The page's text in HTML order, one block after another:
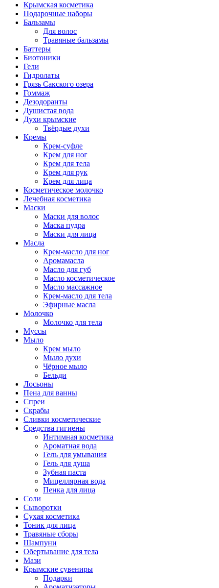
Крымская косметика
Подарочные наборы
Бальзамы
Для волос
Травяные бальзамы
Баттеры
Биотоники
Гели
Гидролаты
Грязь Сакского озера
Гоммаж
Дезодоранты
Душистая вода
Духи крымские
Твёрдые духи
Кремы
Крем-суфле
Крем для ног
Крем для тела
Крем для рук
Крем для лица
Косметическое молочко
Лечебная косметика
Маски
Маски для волос
Маска пудра
Маски для лица
Масла
Крем-масло для ног
Аромамасла
Масло для губ
Масло косметическое
Масло массажное
Крем-масло для тела
Эфирные масла
Молочко
Молочко для тела
Муссы
Мыло
Крем мыло
Мыло духи
Чёрное мыло
Бельди
Лосьоны
Пена для ванны
Спреи
Скрабы
Сливки косметические
Средства гигиены
Интимная косметика
Ароматная вода
Гель для умывания
Гель для душа
Зубная паста
Мицеллярная вода
Пенка для лица
Соли
Сыворотки
Сухая косметика
Тоник для лица
Травяные сборы
Шампуни
Обертывание для тела
Мази
Крымские сувениры
Подарки